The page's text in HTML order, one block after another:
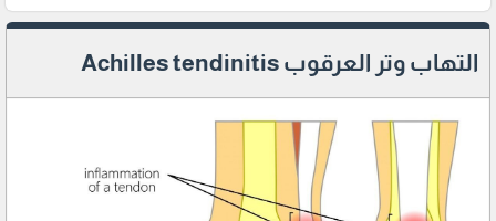
التهاب وتر العرقوب Achilles tendinitis